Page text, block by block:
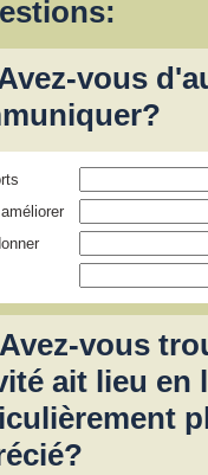
vous
vous
ait lieu en